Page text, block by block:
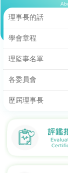
理事長的話
學會章程
理監事名單
各委員會
歷屆理事長